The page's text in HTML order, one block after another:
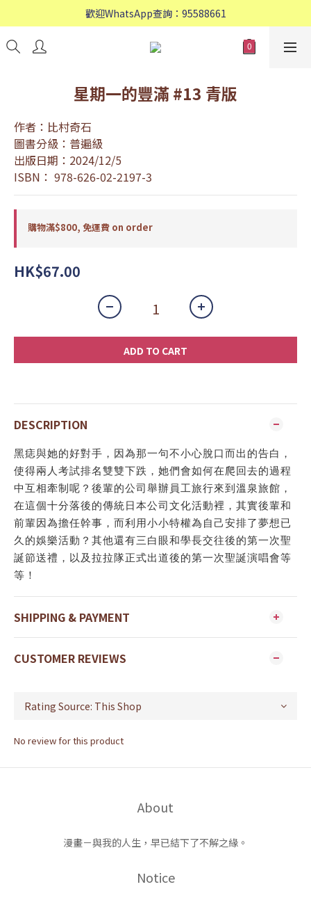
歡迎WhatsApp查詢：95588661
歡迎WhatsApp查詢：95588661
會員專享: 購物滿$800, 免運費
星期一的豐滿 #13 青版
作者：比村奇石
圖書分級：普遍級
出版日期：2024/12/5
ISBN： 978-626-02-2197-3
購物滿$800, 免運費 on order
HK$67.00
ADD TO CART
DESCRIPTION
黑痣與她的好對手，因為那一句不小心脫口而出的告白，
使得兩人考試排名雙雙下跌，她們會如何在爬回去的過程
中互相牽制呢？後輩的公司舉辦員工旅行來到溫泉旅館，
在這個十分落後的傳統日本公司文化活動裡，其實後輩和
前輩因為擔任幹事，而利用小小特權為自己安排了夢想已
久的娛樂活動？其他還有三白眼和學長交往後的第一次聖
誕節送禮，以及拉拉隊正式出道後的第一次聖誕演唱會等
等！
SHIPPING & PAYMENT
CUSTOMER REVIEWS
No review for this product
About
漫畫－與我的人生，早已結下了不解之緣。
Notice